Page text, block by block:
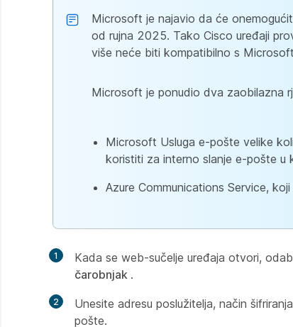
Microsoft je najavio da će
od rujna 2025. Tako Cisco uređaji
više neće biti kompatibilno s
Microsoft je ponudio dva zaobilazna
Microsoft Usluga e-pošte velike
koristiti za interno slanje e-pošte u
Azure Communications Service,
1 Kada se web-sučelje uređaja otvori,
čarobnjak .
2
Unesite adresu poslužitelja, način
pošte.